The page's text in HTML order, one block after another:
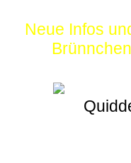
Neue Infos